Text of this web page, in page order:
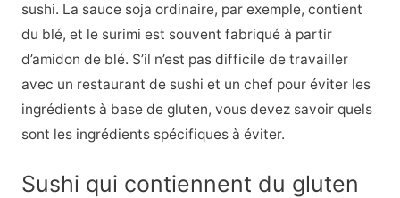
sushi. La sauce soja ordinaire, par exemple, contient
du blé, et le surimi est souvent fabriqué à partir
d’amidon de blé. S’il n’est pas difficile de travailler
avec un restaurant de sushi et un chef pour éviter les
ingrédients à base de gluten, vous devez savoir quels
sont les ingrédients spécifiques à éviter.
Sushi qui contiennent du gluten